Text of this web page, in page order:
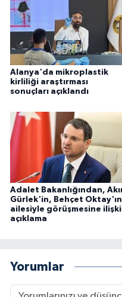
Alanya'da mikroplastik
kirliliği araştırması
sonuçları açıklandı
Adalet Bakanlığından,
Gürlek'in, Behçet Oktay'ın
ailesiyle görüşmesine
açıklama
Yorumlar